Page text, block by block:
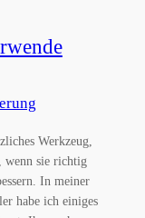
Werkzeug,
wenn sie richtig
In meiner
habe ich einiges